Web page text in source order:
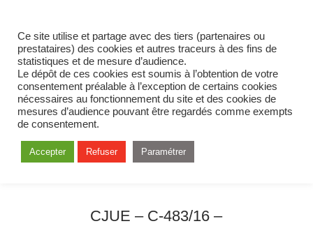
CJUE – C-483/16 –
Ce site utilise et partage avec des tiers (partenaires ou
prestataires) des cookies et autres traceurs à des fins de
statistiques et de mesure d’audience.
Le dépôt de ces cookies est soumis à l’obtention de votre
consentement préalable à l’exception de certains cookies
nécessaires au fonctionnement du site et des cookies de
mesures d’audience pouvant être regardés comme exempts
de consentement.
Accepter Refuser Paramétrer